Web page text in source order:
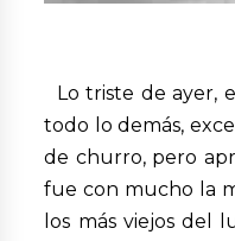
Lo triste de ayer,
todo lo demás,
de churro, pero
fue con mucho la
los más viejos del